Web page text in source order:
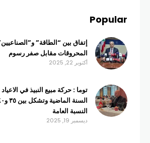
Popular
إتفاق بين “الطاقة”
المحروقات مقابل صفر رسوم
أكتوبر 22, 2025
توما : حركة مبيع النبيذ في
النسبة العامة
ديسمبر 19, 2025